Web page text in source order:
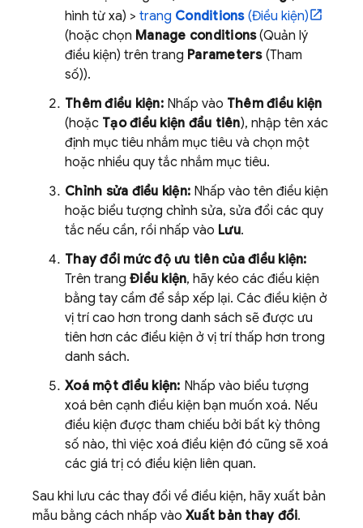
hình từ xa) > trang Conditions(Điều kiện)
(hoặc chọn Manage conditions(Quản lý
điều kiện) trên trang Parameters(Tham
số)).
Thêm điều kiện:Nhấp vào Thêm điều kiện
(hoặc Tạo điều kiện đầu tiên), nhập tên xác
định mục tiêu nhắm mục tiêu và chọn một
hoặc nhiều quy tắc nhắm mục tiêu.
Chỉnh sửa điều kiện: Nhấp vào tên điều kiện
hoặc biểu tượng chỉnh sửa, sửa đổi các quy
tắc nếu cần, rồi nhấp vào Lưu.
Thay đổi mức độ ưu tiên của điều kiện:
Trên trang Điều kiện, hãy kéo các điều kiện
bằng tay cầm để sắp xếp lại. Các điều kiện ở
vị trí cao hơn trong danh sách sẽ được ưu
tiên hơn các điều kiện ở vị trí thấp hơn trong
danh sách.
Xoá một điều kiện: Nhấp vào biểu tượng
xoá bên cạnh điều kiện bạn muốn xoá. Nếu
điều kiện được tham chiếu bởi bất kỳ thông
số nào, thì việc xoá điều kiện đó cũng sẽ xoá
các giá trị có điều kiện liên quan.
Sau khi lưu các thay đổi về điều kiện, hãy xuất bản
mẫu bằng cách nhấp vào Xuất bản thay đổi.